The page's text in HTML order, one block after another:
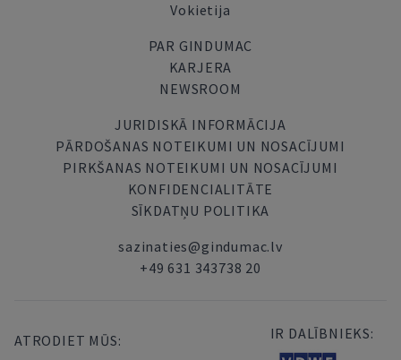
Vokietija
PAR GINDUMAC
KARJERA
NEWSROOM
JURIDISKĀ INFORMĀCIJA
PĀRDOŠANAS NOTEIKUMI UN NOSACĪJUMI
PIRKŠANAS NOTEIKUMI UN NOSACĪJUMI
KONFIDENCIALITĀTE
SĪKDATŅU POLITIKA
sazinaties@gindumac.lv
+49 631 343738 20
ATRODIET MŪS: IR DALĪBNIEKS: